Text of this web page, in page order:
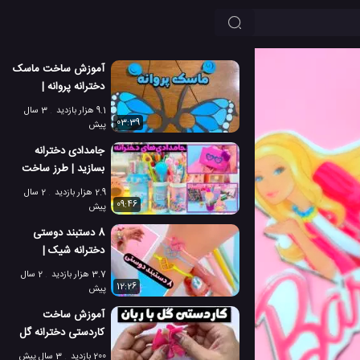
آموزش ساخت ماسک
دخترانه پروانه |
صورتک دخترانه پروانه
ای!
9.1 هزار بازدید
3 سال
پیش
03:39
جامدادی دخترانه
بسازید | طرز ساخت
جامدادی شیک
دخترانه برای مدرسه
2.9 هزار بازدید
2 سال
پیش
09:46
8 دستبند دوستی
دخترانه شیک |
دستبندهای دوستی
دخترانه جدید!
3.7 هزار بازدید
2 سال
پیش
12:26
آموزش ساخت
کاردستی دخترانه گل
سرخ با ربان 🌺🏵️
200 بازدید
3 سال پیش